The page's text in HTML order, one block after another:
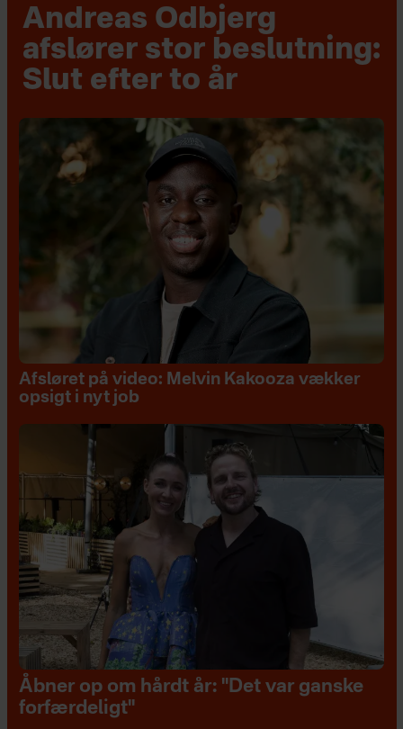
Andreas Odbjerg
afslører stor beslutning:
Slut efter to år
Afsløret på video: Melvin Kakooza vækker
opsigt i nyt job
Åbner op om hårdt år: "Det var ganske
forfærdeligt"